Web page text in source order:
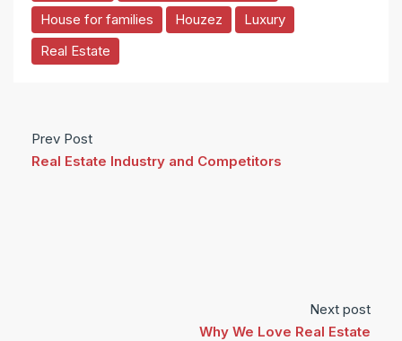
House for families
Houzez
Luxury
Real Estate
Prev Post
Real Estate Industry and Competitors
Next post
Why We Love Real Estate